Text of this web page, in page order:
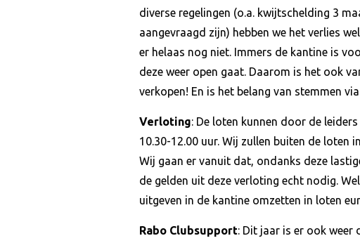
diverse regelingen (o.a. kwijtschelding 3
aangevraagd zijn) hebben we het verlies
er helaas nog niet. Immers de kantine is
deze weer open gaat. Daarom is het ook
verkopen! En is het belang van stemmen
Verloting: De loten kunnen door de
10.30-12.00 uur. Wij zullen buiten de loten
Wij gaan er vanuit dat, ondanks deze
de gelden uit deze verloting echt nodig.
uitgeven in de kantine omzetten in loten
Rabo Clubsupport: Dit jaar is er ook weer